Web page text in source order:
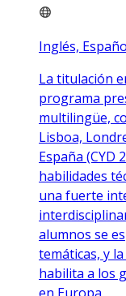
Inglés,
La titulación
programa
multilingüe,
Lisboa,
España (CYD
habilidades
una fuerte
alumnos se
temáticas, y
habilita a los
en Europa.